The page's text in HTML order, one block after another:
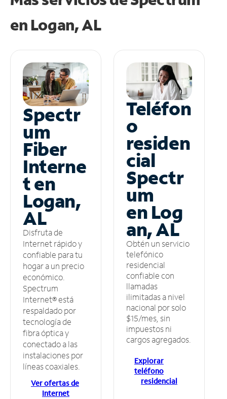
en Logan, AL
Spectr
um
Fiber
Interne
t en
Logan,
AL
Disfruta de
Internet rápido y
confiable para tu
hogar a un precio
económico.
Spectrum
Internet® está
respaldado por
tecnología de
fibra óptica y
conectado a las
instalaciones por
líneas coaxiales.
Ver ofertas de
Internet
Teléfon
o
residen
cial
Spectr
um
en Log
an, AL
Obtén un servicio
telefónico
residencial
confiable con
llamadas
ilimitadas a nivel
nacional por solo
$15/mes, sin
impuestos ni
cargos agregados.
Explorar
teléfono
residencial